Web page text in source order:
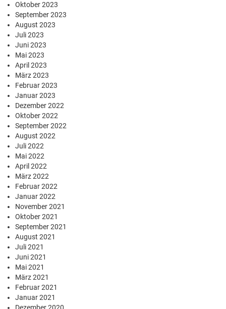
Oktober 2023
September 2023
August 2023
Juli 2023
Juni 2023
Mai 2023
April 2023
März 2023
Februar 2023
Januar 2023
Dezember 2022
Oktober 2022
September 2022
August 2022
Juli 2022
Mai 2022
April 2022
März 2022
Februar 2022
Januar 2022
November 2021
Oktober 2021
September 2021
August 2021
Juli 2021
Juni 2021
Mai 2021
März 2021
Februar 2021
Januar 2021